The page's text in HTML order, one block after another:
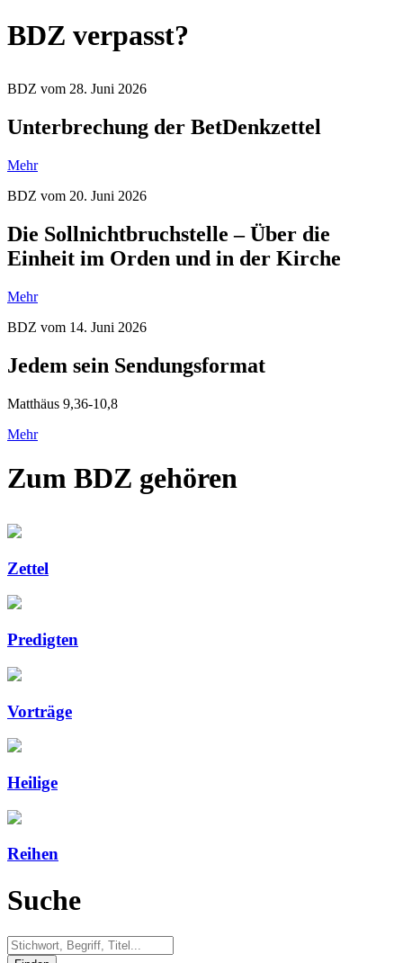
BDZ verpasst?
BDZ vom 28. Juni 2026
Unterbrechung der BetDenkzettel
Mehr
BDZ vom 20. Juni 2026
Die Sollnichtbruchstelle – Über die
Einheit im Orden und in der Kirche
Mehr
BDZ vom 14. Juni 2026
Jedem sein Sendungsformat
Matthäus 9,36-10,8
Mehr
Zum BDZ gehören
Zettel
Predigten
Vorträge
Heilige
Reihen
Suche